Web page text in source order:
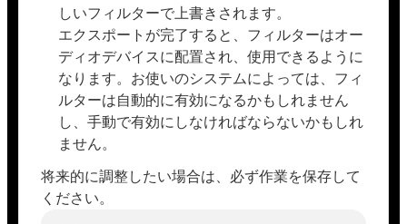
しいフィルターで上書きされます。
エクスポートが完了すると、フィルターはオー
ディオデバイスに配置され、使用できるように
なります。お使いのシステムによっては、フィ
ルターは自動的に有効になるかもしれません
し、手動で有効にしなければならないかもしれ
ません。
将来的に調整したい場合は、必ず作業を保存して
ください。